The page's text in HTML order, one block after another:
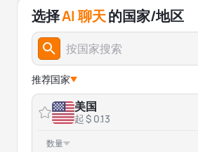
选择AI 聊天的国家/地区
推荐国家
美国
起 $ 0.13
数量